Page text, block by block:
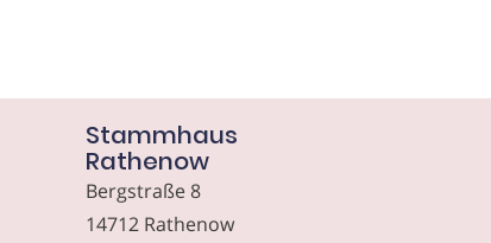
Stammhaus
Rathenow
Bergstraße 8
14712 Rathenow